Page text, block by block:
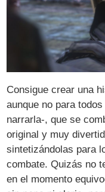
Consigue crear una
aunque no para
narrarla-, que se
original y muy
sintetizándolas para
combate. Quizás no
en el momento